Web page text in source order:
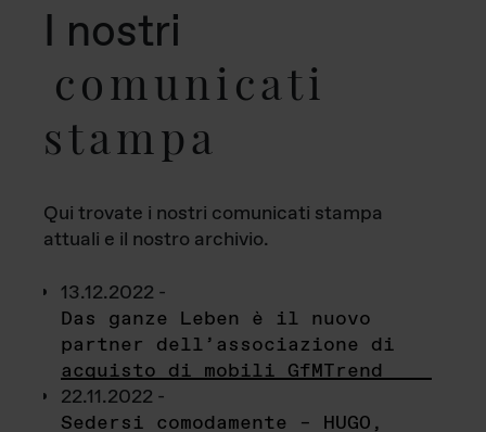
I nostri
comunicati
stampa
Qui trovate i nostri comunicati stampa
attuali e il nostro archivio.
13.12.2022 -
Das ganze Leben è il nuovo
partner dell’associazione di
acquisto di mobili GfMTrend
22.11.2022 -
Sedersi comodamente – HUGO,